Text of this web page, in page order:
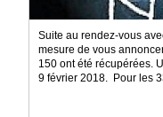
Suite au rendez-vous
mesure de vous
150 ont été récupérées.
9 février 2018. Pour les